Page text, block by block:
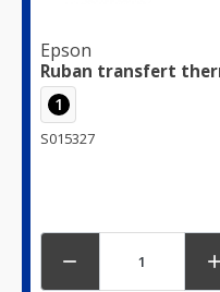
Epson
Ruban transfert
1
S015327
 